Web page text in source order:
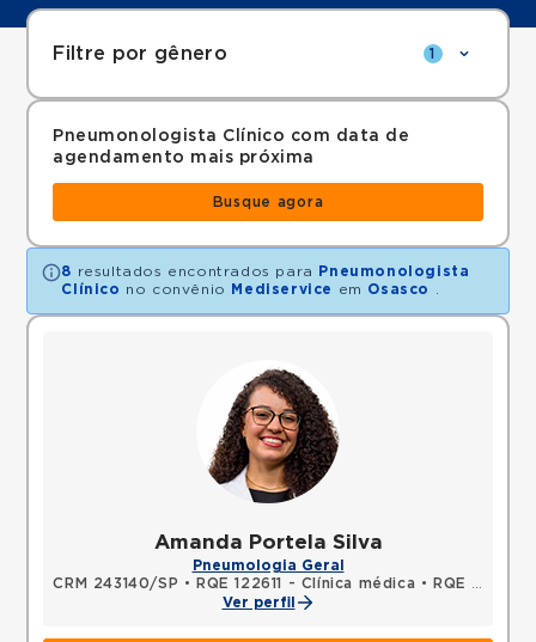
Filtre por gênero 1
Pneumonologista Clínico com data de
agendamento mais próxima
Busque agora
8 resultados encontrados para
Pneumonologista
Clínico no convênio Mediservice em Osasco
Amanda Portela Silva
Pneumologia Geral
CRM 243140/SP • RQE 122611 - Clínica médica •
RQE 139578 - Pneumologia
Ver perfil